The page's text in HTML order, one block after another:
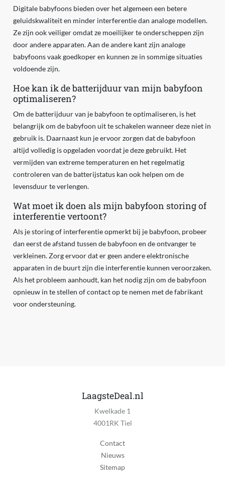
Digitale babyfoons bieden over het algemeen een betere
geluidskwaliteit en minder interferentie dan analoge modellen.
Ze zijn ook veiliger omdat ze moeilijker te onderscheppen zijn
door andere apparaten. Aan de andere kant zijn analoge
babyfoons vaak goedkoper en kunnen ze in sommige situaties
voldoende zijn.
Hoe kan ik de batterijduur van mijn babyfoon
optimaliseren?
Om de batterijduur van je babyfoon te optimaliseren, is het
belangrijk om de babyfoon uit te schakelen wanneer deze niet in
gebruik is. Daarnaast kun je ervoor zorgen dat de babyfoon
altijd volledig is opgeladen voordat je deze gebruikt. Het
vermijden van extreme temperaturen en het regelmatig
controleren van de batterijstatus kan ook helpen om de
levensduur te verlengen.
Wat moet ik doen als mijn babyfoon storing of
interferentie vertoont?
Als je storing of interferentie opmerkt bij je babyfoon, probeer
dan eerst de afstand tussen de babyfoon en de ontvanger te
verkleinen. Zorg ervoor dat er geen andere elektronische
apparaten in de buurt zijn die interferentie kunnen veroorzaken.
Als het probleem aanhoudt, kan het nodig zijn om de babyfoon
opnieuw in te stellen of contact op te nemen met de fabrikant
voor ondersteuning.
LaagsteDeal.nl
Kwelkade 1
4001RK Tiel
Contact
Nieuws
Sitemap